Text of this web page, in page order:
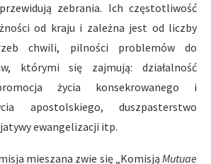
zebrania. Ich częstotliwość
od kraju i zależna jest od liczby
chwili, pilności problemów do
którymi się zajmują: działalność
życia konsekrowanego i
apostolskiego, duszpasterstwo
ewangelizacji itp.
mieszana zwie się „Komisją Mutuae